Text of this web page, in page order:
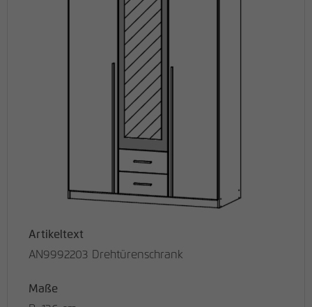
Artikeltext
AN9992203 Drehtürenschrank
Maße